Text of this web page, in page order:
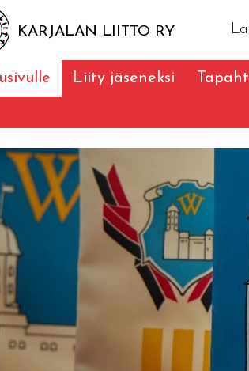
KARJALAN LIITTO RY
Liity jäseneksi